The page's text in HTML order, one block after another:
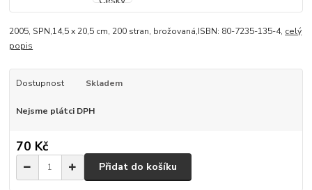
2005, SPN,14,5 x 20,5 cm, 200 stran, brožovaná,ISBN: 80-7235-135-4, celý
popis
Dostupnost Skladem
Nejsme plátci DPH
70 Kč
Přidat do košíku